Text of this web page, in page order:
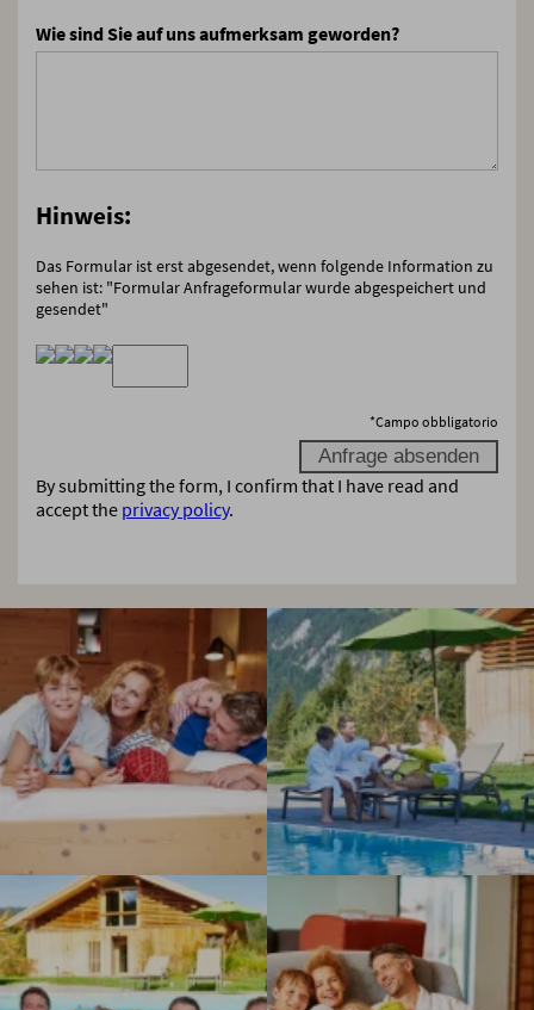
Wie sind Sie auf uns aufmerksam geworden?
Hinweis:
Das Formular ist erst abgesendet, wenn folgende Information zu
sehen ist: "Formular Anfrageformular wurde abgespeichert und
gesendet"
*Campo obbligatorio
By submitting the form, I confirm that I have read and
accept the privacy policy.